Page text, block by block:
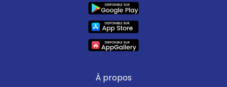
À propos